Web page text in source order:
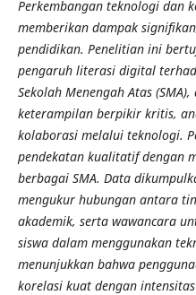
Perkembangan teknologi dan
memberikan dampak
pendidikan. Penelitian ini
pengaruh literasi digital
Sekolah Menengah Atas
keterampilan berpikir kritis,
kolaborasi melalui teknologi.
pendekatan kualitatif dengan
berbagai SMA. Data
mengukur hubungan antara
akademik, serta wawancara
siswa dalam menggunakan
menunjukkan bahwa
korelasi kuat dengan